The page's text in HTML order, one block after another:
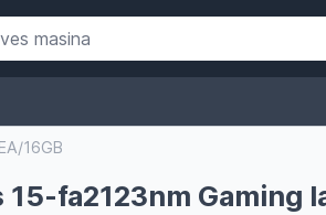
16GB
15-fa2123nm Gaming